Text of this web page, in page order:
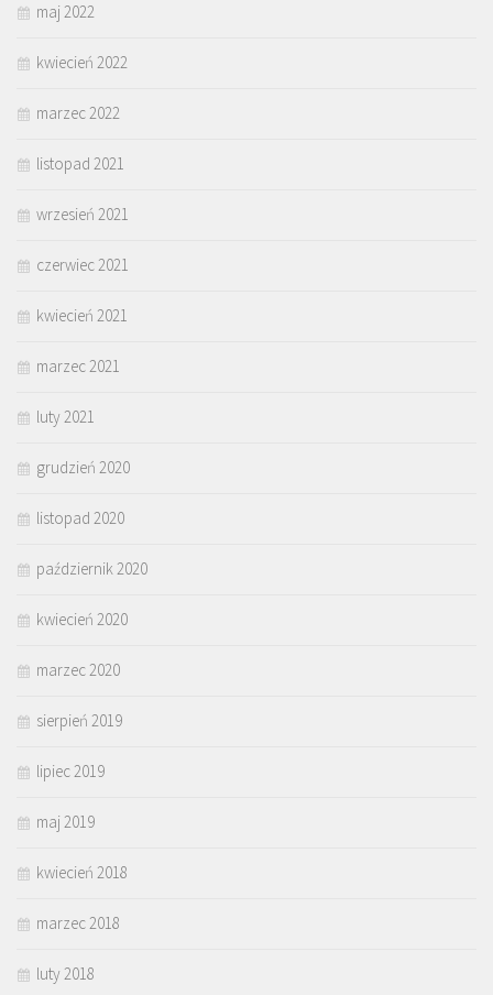
maj 2022
kwiecień 2022
marzec 2022
listopad 2021
wrzesień 2021
czerwiec 2021
kwiecień 2021
marzec 2021
luty 2021
grudzień 2020
listopad 2020
październik 2020
kwiecień 2020
marzec 2020
sierpień 2019
lipiec 2019
maj 2019
kwiecień 2018
marzec 2018
luty 2018